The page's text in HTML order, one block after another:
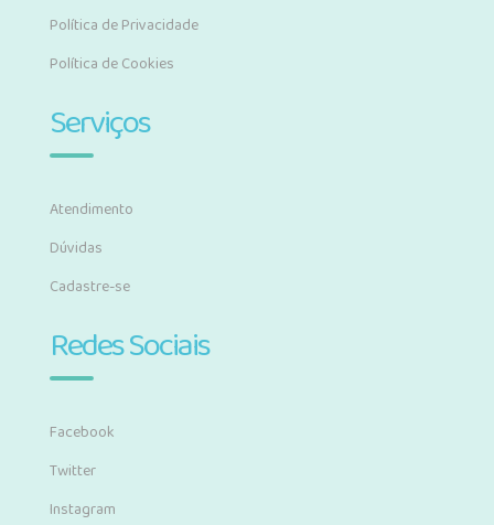
Política de Privacidade
Política de Cookies
Serviços
Atendimento
Dúvidas
Cadastre-se
Redes Sociais
Facebook
Twitter
Instagram